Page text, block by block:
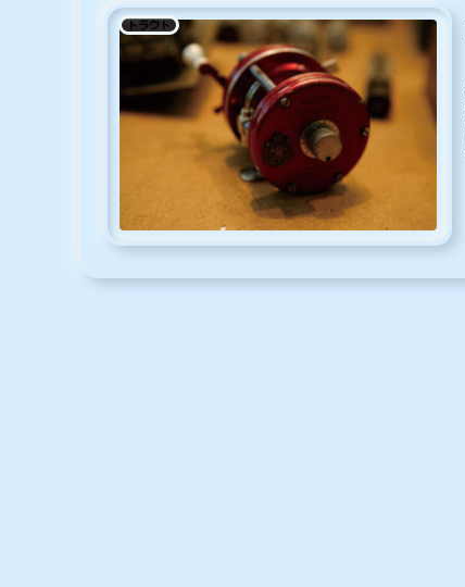
トラウト